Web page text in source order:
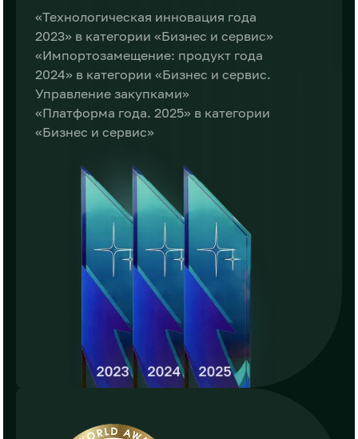
«Технологическая инновация года
2023» в категории «Бизнес и сервис»
«Импортозамещение: продукт года
2024» в категории «Бизнес и сервис.
Управление закупками»
«Платформа года. 2025» в категории
«Бизнес и сервис»